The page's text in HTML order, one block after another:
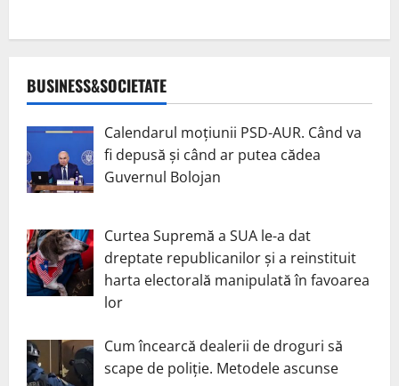
BUSINESS&SOCIETATE
Calendarul moțiunii PSD-AUR. Când va
fi depusă și când ar putea cădea
Guvernul Bolojan
Curtea Supremă a SUA le-a dat
dreptate republicanilor și a reinstituit
harta electorală manipulată în favoarea
lor
Cum încearcă dealerii de droguri să
scape de poliție. Metodele ascunse